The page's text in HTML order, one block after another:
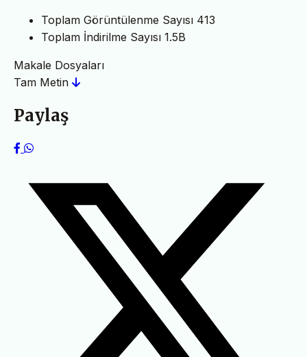
Toplam Görüntülenme Sayısı 413
Toplam İndirilme Sayısı 1.5B
Makale Dosyaları
Tam Metin
Paylaş